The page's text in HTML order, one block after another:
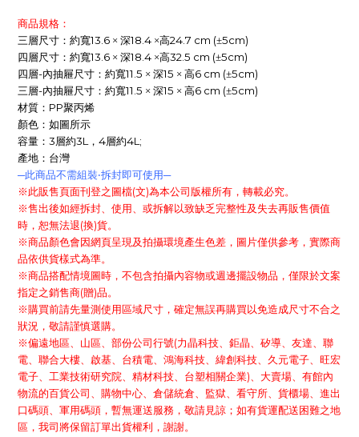
商品規格：
三層尺寸：約寬13.6 × 深18.4 ×高24.7 cm (±5cm)
四層尺寸：約寬13.6 × 深18.4 ×高32.5 cm (±5cm)
四層-內抽屜尺寸：約寬11.5 × 深15 × 高6 cm (±5cm)
三層-內抽屜尺寸：約寬11.5 × 深15 × 高6 cm (±5cm)
材質： PP聚丙烯
顏色：如圖所示
容量： 3層約3L， 4層約4L;
產地：台灣
─此商品不需組裝‧拆封即可使用─
※此販售頁面刊登之圖檔(文)為本公司版權所有，轉載必究。
※售出後如經拆封、使用、或拆解以致缺乏完整性及失去再販售價值
時，恕無法退(換)貨。
※商品顏色會因網頁呈現及拍攝環境產生色差，圖片僅供參考，實際商
品依供貨樣式為準。
※商品搭配情境圖時，不包含拍攝內容物或週邊擺設物品，僅限於文案
指定之銷售商(贈)品。
※購買前請先量測使用區域尺寸，確定無誤再購買以免造成尺寸不合之
狀況，敬請謹慎選購。
※偏遠地區、山區、部份公司行號(力晶科技、鉅晶、矽導、友達、聯
電、聯合大樓、啟基、台積電、鴻海科技、緯創科技、久元電子、旺宏
電子、工業技術研究院、精材科技、台塑相關企業)、大賣場、有館內
物流的百貨公司、購物中心、倉儲統倉、監獄、看守所、貨櫃場、進出
口碼頭、軍用碼頭，暫無運送服務，敬請見諒；如有貨運配送困難之地
區，我司將保留訂單出貨權利，謝謝。